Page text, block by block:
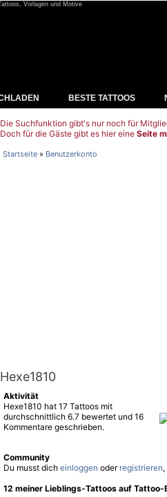
Vorlagen und Motive
BESTE TATTOOS
Die Suchfunktion gibt's nur noch für
Doch für die Gäste gibt es hier eine Seite
Startseite » Benutzerkonto
Hexe1810
Aktivität
Hexe1810 hat 17 Tattoos mit
durchschnittlich 6.7 bewertet und 16
Kommentare geschrieben.
Community
Du musst dich einloggen oder registrieren
12 meiner Lieblings-Tattoos auf